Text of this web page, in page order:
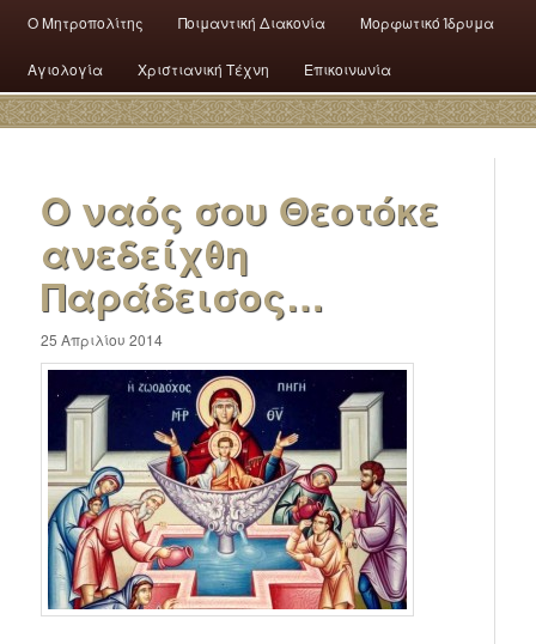
Ο Mητροπολίτης Ποιμαντική Διακονία Μορφωτικό Ίδρυμα
Αγιολογία Χριστιανική Τέχνη Επικοινωνία
Ο ναός σου Θεοτόκε
ανεδείχθη
Παράδεισος…
25 Απριλίου 2014